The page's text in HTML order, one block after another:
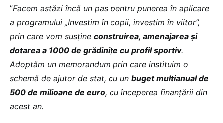
”Facem astăzi încă un pas pentru punerea în aplicare
a programului „Investim în copii, investim în viitor”,
prin care vom susține construirea, amenajarea și
dotarea a 1000 de grădinițe cu profil sportiv.
Adoptăm un memorandum prin care instituim o
schemă de ajutor de stat, cu un buget multianual de
500 de milioane de euro, cu începerea finanțării din
acest an.